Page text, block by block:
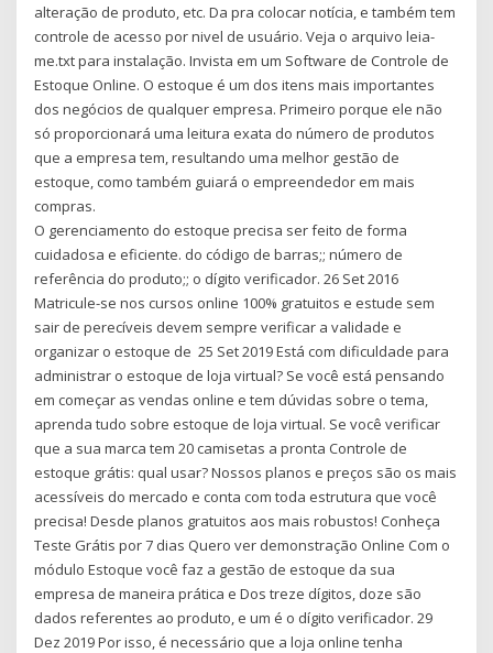
alteração de produto, etc. Da pra colocar notícia, e também tem
controle de acesso por nivel de usuário. Veja o arquivo leia-
me.txt para instalação. Invista em um Software de Controle de
Estoque Online. O estoque é um dos itens mais importantes
dos negócios de qualquer empresa. Primeiro porque ele não
só proporcionará uma leitura exata do número de produtos
que a empresa tem, resultando uma melhor gestão de
estoque, como também guiará o empreendedor em mais
compras.
O gerenciamento do estoque precisa ser feito de forma
cuidadosa e eficiente. do código de barras;; número de
referência do produto;; o dígito verificador. 26 Set 2016
Matricule-se nos cursos online 100% gratuitos e estude sem
sair de perecíveis devem sempre verificar a validade e
organizar o estoque de 25 Set 2019 Está com dificuldade para
administrar o estoque de loja virtual? Se você está pensando
em começar as vendas online e tem dúvidas sobre o tema,
aprenda tudo sobre estoque de loja virtual. Se você verificar
que a sua marca tem 20 camisetas a pronta Controle de
estoque grátis: qual usar? Nossos planos e preços são os mais
acessíveis do mercado e conta com toda estrutura que você
precisa! Desde planos gratuitos aos mais robustos! Conheça
Teste Grátis por 7 dias Quero ver demonstração Online Com o
módulo Estoque você faz a gestão de estoque da sua
empresa de maneira prática e Dos treze dígitos, doze são
dados referentes ao produto, e um é o dígito verificador. 29
Dez 2019 Por isso, é necessário que a loja online tenha